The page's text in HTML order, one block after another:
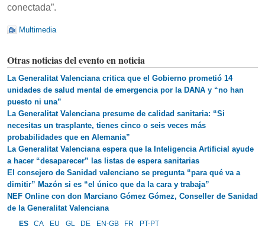
conectada”.
Multimedia
Otras noticias del evento en noticia
La Generalitat Valenciana critica que el Gobierno prometió 14
unidades de salud mental de emergencia por la DANA y “no han
puesto ni una”
La Generalitat Valenciana presume de calidad sanitaria: “Si
necesitas un trasplante, tienes cinco o seis veces más
probabilidades que en Alemania”
La Generalitat Valenciana espera que la Inteligencia Artificial ayude
a hacer “desaparecer” las listas de espera sanitarias
El consejero de Sanidad valenciano se pregunta “para qué va a
dimitir” Mazón si es “el único que da la cara y trabaja”
NEF Online con don Marciano Gómez Gómez, Conseller de Sanidad
de la Generalitat Valenciana
ES CA EU GL DE EN-GB FR PT-PT